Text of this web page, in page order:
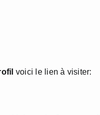
voici le lien à visiter: